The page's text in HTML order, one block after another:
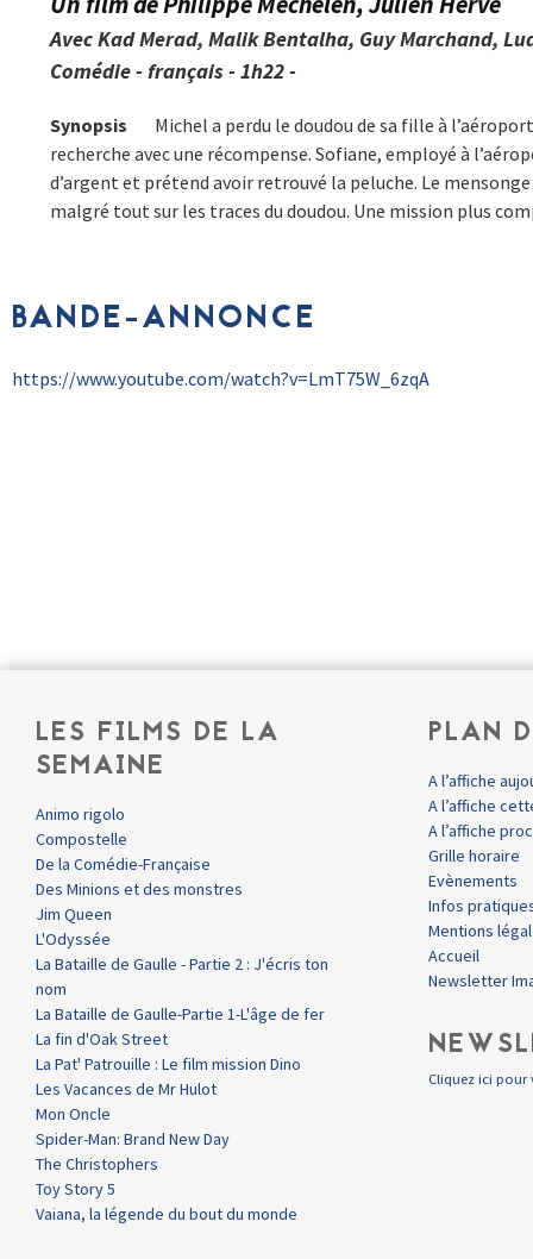
Avec Kad Merad, Malik Bentalha, Guy Marchand,
Comédie - français - 1h22 -
Synopsis
Michel a perdu le doudou de sa fille à
recherche avec une récompense. Sofiane, employé à
d’argent et prétend avoir retrouvé la peluche. Le
malgré tout sur les traces du doudou. Une mission plus
BANDE-ANNONCE
https://www.youtube.com/watch?v=LmT75W_6zqA
LES FILMS DE LA
SEMAINE
Animo rigolo
Compostelle
De la Comédie-Française
Des Minions et des monstres
Jim Queen
L'Odyssée
La Bataille de Gaulle - Partie 2 : J'écris ton
nom
La Bataille de Gaulle-Partie 1-L'âge de fer
La fin d'Oak Street
La Pat' Patrouille : Le film mission Dino
Les Vacances de Mr Hulot
Mon Oncle
Spider-Man: Brand New Day
The Christophers
Toy Story 5
Vaiana, la légende du bout du monde
PLAN
A l’affiche
A l’affiche
A l’affiche
Grille horaire
Evènements
Infos
Mentions
Accueil
Newsletter
Cliquez ici pour